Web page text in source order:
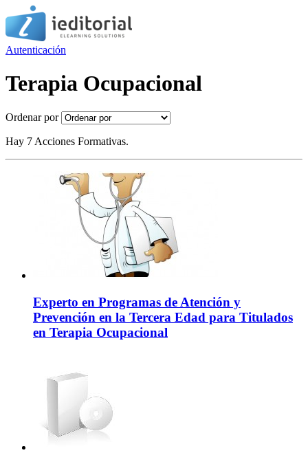
Autenticación
Terapia Ocupacional
Ordenar por
Hay 7 Acciones Formativas.
Experto en Programas de Atención y
Prevención en la Tercera Edad para Titulados
en Terapia Ocupacional